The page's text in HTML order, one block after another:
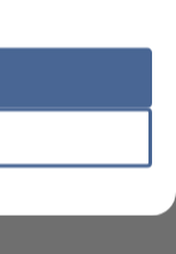
DE LA DZ